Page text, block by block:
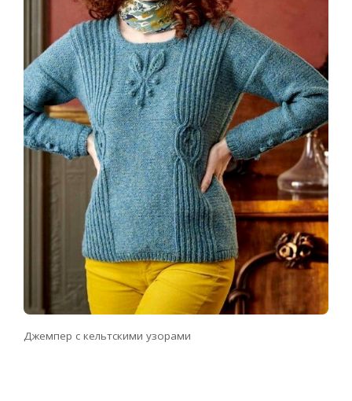
Джемпер с кельтскими узорами